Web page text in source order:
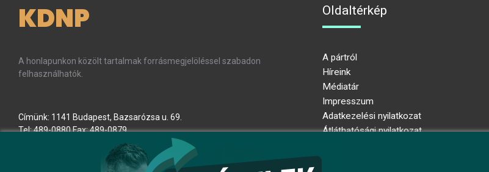
KDNP
A honlapunkon közölt tartalmak forrásmegjelöléssel szabadon
felhasználhatók.
Címünk: 1141 Budapest, Bazsarózsa u. 69.
Tel: 489-0880 Fax: 489-0879
hu(kdnp[at]kdnp[dot]hu)
Oldaltérkép
A pártról
Híreink
Médiatár
Impresszum
Adatkezelési nyilatkozat
Átláthatósági nyilatkozat